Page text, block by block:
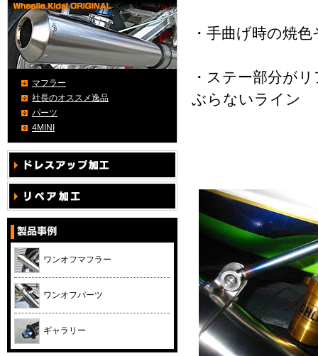
・手曲げ時の焼
・ステー部分が
ぶらないライン
マフラー
社長のオススメ逸品
パーツ
4MINI
ワンオフマフラー
ワンオフパーツ
ギャラリー